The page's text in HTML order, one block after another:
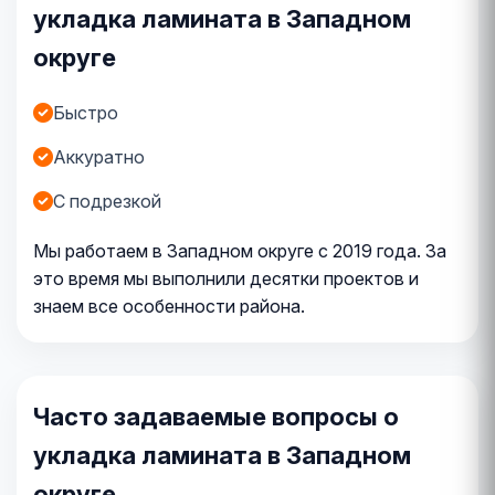
укладка ламината в Западном
округе
Быстро
Аккуратно
С подрезкой
Мы работаем в Западном округе с 2019 года. За
это время мы выполнили десятки проектов и
знаем все особенности района.
Часто задаваемые вопросы о
укладка ламината в Западном